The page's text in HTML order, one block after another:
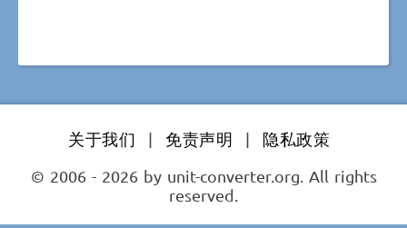
关于我们 | 免责声明 |
隐私政策
© 2006 - 2026 by unit-converter.org. All rights
reserved.